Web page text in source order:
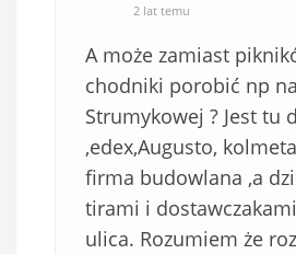
2 lat temu
A może zamiast
chodniki porobić np
Strumykowej ? Jest tu
,edex,Augusto,
firma budowlana ,a
tirami i
ulica. Rozumiem że